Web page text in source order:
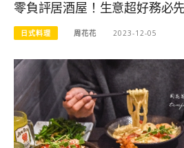
零負評居酒屋！生意超好務必
日式料理 周花花 2023-12-05